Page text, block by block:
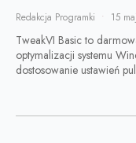
Redakcja Programki 15
TweakVI Basic to
optymalizacji systemu
dostosowanie ustawień